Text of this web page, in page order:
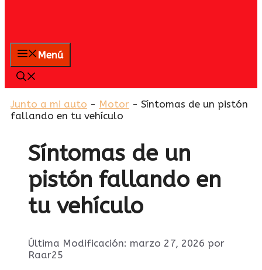
Menú
Junto a mi auto - Motor - Síntomas de un pistón
fallando en tu vehículo
Síntomas de un
pistón fallando en
tu vehículo
Última Modificación: marzo 27, 2026 por
Raar25